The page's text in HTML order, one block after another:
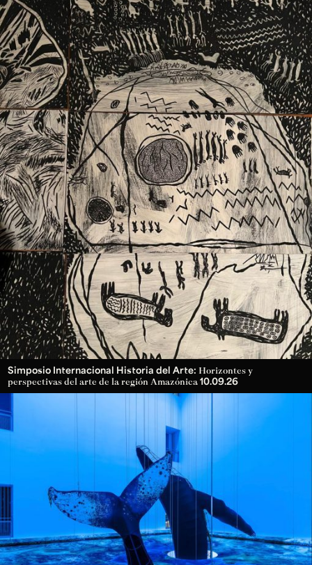
Configuración de cookies
Universidad de los Andes | Vigilada Mineducación.
Reconocimiento como universidad: Decreto 1297 del 30
de mayo de 1964. Reconocimiento de personería jurídica:
Resolución 28 del 23 de febrero de 1949, Minjusticia.
Acreditación institucional de alta calidad, 10 años:
Resolución 000194 del 16 de enero del 2025.
Ext. 2626
Posgrados
Ext. 4925
Educación
Continua
Ext. 4795
Simposio Internacional Historia del Arte: Horizontes y
perspectivas del arte de la región Amazónica 10.09.26